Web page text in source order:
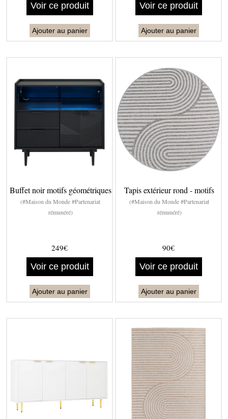
Voir ce produit
Ajouter au panier
Voir ce produit
Ajouter au panier
Buffet noir motifs géométriques
(#Maison du Monde #Partenariat
rémunéré)
249€
Voir ce produit
Ajouter au panier
Tapis extérieur rond - motifs
(#Maison du Monde #Partenariat
rémunéré)
90€
Voir ce produit
Ajouter au panier